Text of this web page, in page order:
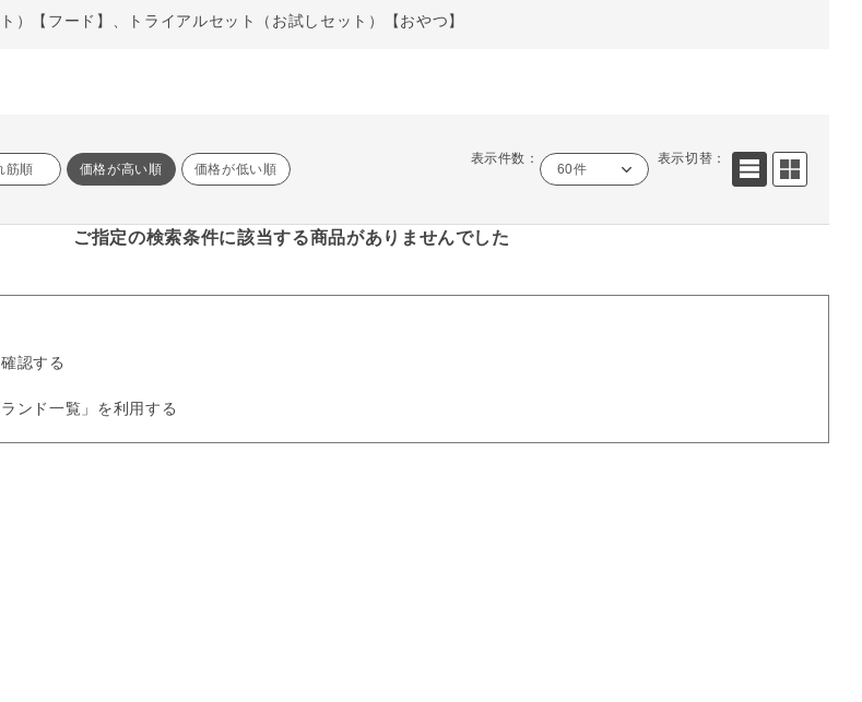
）【フード】、トライアルセット（お試しセット）【おやつ】
筋順 価格が高い順 価格が低い順
表示件数：
60件
表示切替：
ご指定の検索条件に該当する商品がありませんでした
認する
ンド一覧」を利用する